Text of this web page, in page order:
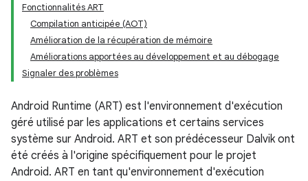
Fonctionnalités ART
Compilation anticipée (AOT)
Amélioration de la récupération de mémoire
Améliorations apportées au développement et au débogage
Signaler des problèmes
Android Runtime (ART) est l'environnement d'exécution
géré utilisé par les applications et certains services
système sur Android. ART et son prédécesseur Dalvik ont
été créés à l'origine spécifiquement pour le projet
Android. ART en tant qu'environnement d'exécution